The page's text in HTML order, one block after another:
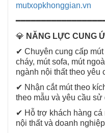
mutxopkhonggian.vn
💎 NĂNG LỰC CUNG
✔ Chuyên cung cấp
cháy, mút sofa, mút
ngành nội thất theo yêu
✔ Nhận cắt mút theo
theo mẫu và yêu cầu sử
✔ Hỗ trợ khách hàng
nội thất và doanh